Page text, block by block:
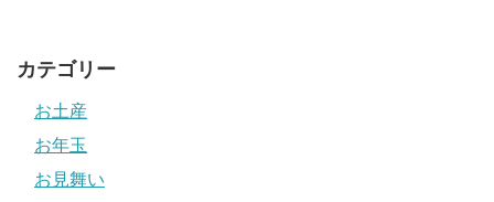
カテゴリー
お土産
お年玉
お見舞い